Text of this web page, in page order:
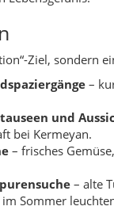
du Malkara
Wer mit dem
der
es einfache
oder einem
und Regen glatt
dabeihaben.